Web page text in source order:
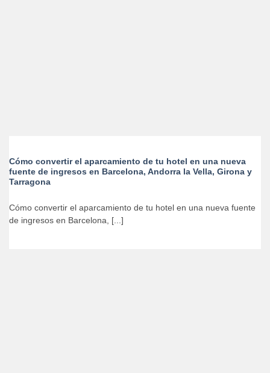
Cómo convertir el aparcamiento de tu hotel en una nueva
fuente de ingresos en Barcelona, Andorra la Vella, Girona y
Tarragona
Cómo convertir el aparcamiento de tu hotel en una nueva fuente
de ingresos en Barcelona, [...]